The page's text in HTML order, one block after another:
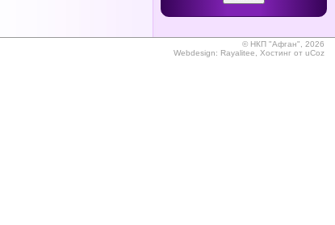
©НКП "Афган", 2026
Webdesign: Rayalitee Хостинг от uCoz